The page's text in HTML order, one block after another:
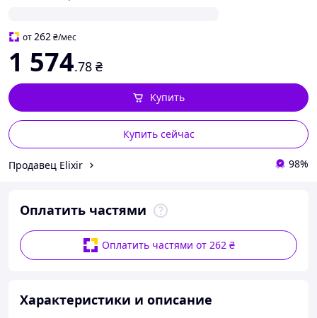
от262₴/мес
1 574.78 ₴
Купить сейчас
Купить
Продавец Elixir 98%
Оплатить частями
Оплатить частями от 262 ₴
Характеристики и описание